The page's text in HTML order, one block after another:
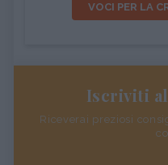
VOCI PER LA
Iscriviti
Riceverai preziosi